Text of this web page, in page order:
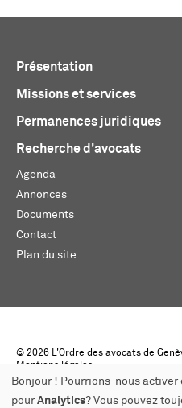
Présentation
Missions et services
Permanences juridiques
Recherche d'avocats
Agenda
Annonces
Documents
Contact
Plan du site
© 2026 L'Ordre des avocats de
Mentions légales
Créé par monoloco
Bonjour ! Pourrions-nous
pour Analytics? Vous pouvez